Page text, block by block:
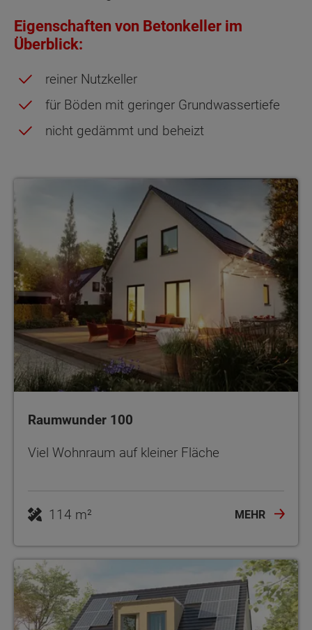
Eigenschaften von Betonkeller im
Überblick:
reiner Nutzkeller
für Böden mit geringer Grundwassertiefe
nicht gedämmt und beheizt
Raumwunder 100
Viel Wohnraum auf kleiner Fläche
114 m² MEHR